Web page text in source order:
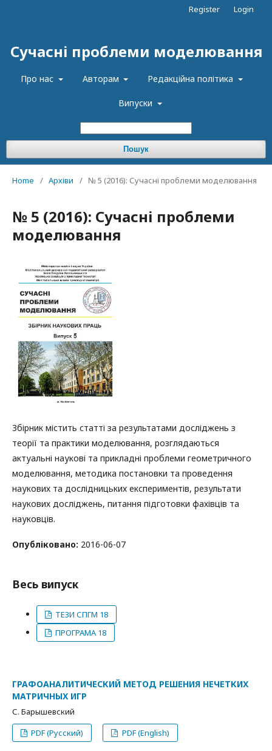
Сучасні проблеми моделювання
Про нас Авторам Редакційна політика
Випуски
Пошук
Register Login
Home / Архіви / № 5 (2016): Сучасні проблеми моделювання
№ 5 (2016): Сучасні проблеми
моделювання
Збірник містить статті за результатами досліджень з
теорії та практики моделювання, розглядаються
актуальні наукові та прикладні проблеми геометричного
моделювання, методика постановки та проведення
наукових та дослідницьких експериментів, результати
наукових досліджень, питання підготовки фахівців та
науковців.
Опубліковано: 2016-06-07
Весь випуск
ТЕЗИ СПГМ 18
ПРОГРАМА 18
ГРАФОАНАЛИТИЧЕСКИЙ МЕТОД РЕШЕНИЯ НЕЧЕТКИХ
МАТРИЧНЫХ ИГР
С. Барышевский
PDF (Русский)
PDF (English)